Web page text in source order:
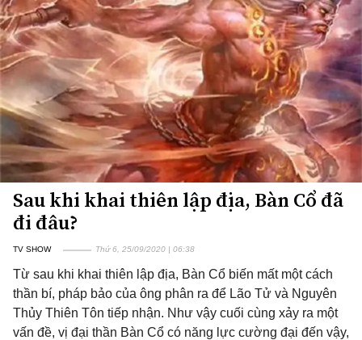
Sau khi khai thiên lập địa, Bàn Cổ đã
đi đâu?
TV SHOW Thứ 6, 25/09/2020 | 06:38
Từ sau khi khai thiên lập địa, Bàn Cổ biến mất một cách
thần bí, pháp bảo của ông phân ra để Lão Tử và Nguyên
Thủy Thiên Tôn tiếp nhận. Như vậy cuối cùng xảy ra một
vấn đề, vị đại thần Bàn Cổ có năng lực cường đại đến vậy,